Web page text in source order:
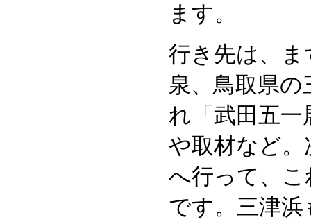
ます。
行き先は、
泉、鳥取県
れ「武田五一
や取材など
へ行って、
です。三津